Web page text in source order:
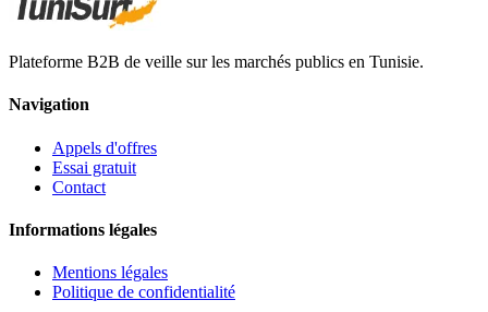
Plateforme B2B de veille sur les marchés publics en Tunisie.
Navigation
Appels d'offres
Essai gratuit
Contact
Informations légales
Mentions légales
Politique de confidentialité